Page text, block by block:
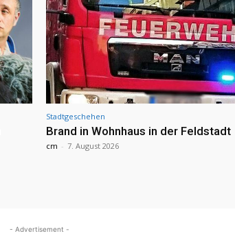
Stadtgeschehen
Brand in Wohnhaus in der Feldstadt
cm - 7. August 2026
- Advertisement -